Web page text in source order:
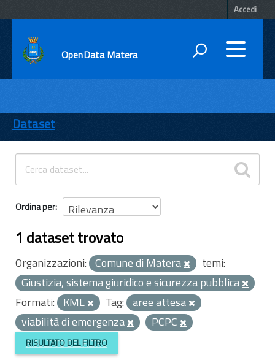
Accedi
OpenData Matera
ENTI
TEMI
INFORMAZIONI
Dataset
Ordina per
1 dataset trovato
Organizzazioni: Comune di Matera
temi:
Giustizia, sistema giuridico e sicurezza pubblica
Formati: KML Tag: aree attesa
viabilità di emergenza
PCPC
RISULTATO DEL FILTRO